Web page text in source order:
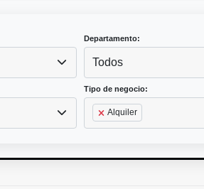
Departamento:
Todos
Tipo de negocio:
Alquiler